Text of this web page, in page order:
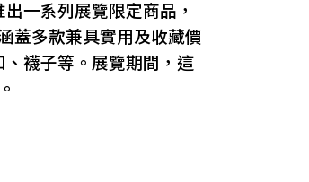
一系列展覽限定商品，
蓋多款兼具實用及收藏價
襪子等。展覽期間，這